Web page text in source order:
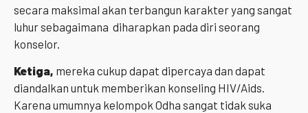
secara maksimal akan terbangun karakter yang sangat
luhur sebagaimana diharapkan pada diri seorang
konselor.
Ketiga, mereka cukup dapat dipercaya dan dapat
diandalkan untuk memberikan konseling HIV/Aids.
Karena umumnya kelompok Odha sangat tidak suka